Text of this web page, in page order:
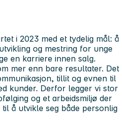
i 2023 med et tydelig mål: å
og mestring for unge
en karriere innen salg.
mer enn bare resultater. Det
tillit og evnen til
kunder. Derfor legger vi stor
og et arbeidsmiljø der
å utvikle seg både personlig